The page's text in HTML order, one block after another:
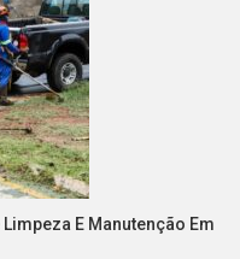
E Manutenção Em